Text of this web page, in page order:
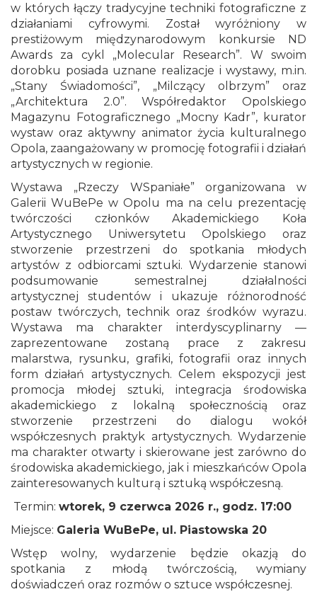
w których łączy tradycyjne techniki fotograficzne z
działaniami cyfrowymi. Został wyróżniony w
prestiżowym międzynarodowym konkursie ND
Awards za cykl „Molecular Research”. W swoim
dorobku posiada uznane realizacje i wystawy, m.in.
„Stany Świadomości”, „Milczący olbrzym” oraz
„Architektura 2.0”. Współredaktor Opolskiego
Magazynu Fotograficznego „Mocny Kadr”, kurator
wystaw oraz aktywny animator życia kulturalnego
Opola, zaangażowany w promocję fotografii i działań
artystycznych w regionie.
Wystawa „Rzeczy WSpaniałe” organizowana w
Galerii WuBePe w Opolu ma na celu prezentację
twórczości członków Akademickiego Koła
Artystycznego Uniwersytetu Opolskiego oraz
stworzenie przestrzeni do spotkania młodych
artystów z odbiorcami sztuki. Wydarzenie stanowi
podsumowanie semestralnej działalności
artystycznej studentów i ukazuje różnorodność
postaw twórczych, technik oraz środków wyrazu.
Wystawa ma charakter interdyscyplinarny —
zaprezentowane zostaną prace z zakresu
malarstwa, rysunku, grafiki, fotografii oraz innych
form działań artystycznych. Celem ekspozycji jest
promocja młodej sztuki, integracja środowiska
akademickiego z lokalną społecznością oraz
stworzenie przestrzeni do dialogu wokół
współczesnych praktyk artystycznych. Wydarzenie
ma charakter otwarty i skierowane jest zarówno do
środowiska akademickiego, jak i mieszkańców Opola
zainteresowanych kulturą i sztuką współczesną.
Termin: wtorek, 9 czerwca 2026 r., godz. 17:00
Miejsce: Galeria WuBePe, ul. Piastowska 20
Wstęp wolny, wydarzenie będzie okazją do
spotkania z młodą twórczością, wymiany
doświadczeń oraz rozmów o sztuce współczesnej.